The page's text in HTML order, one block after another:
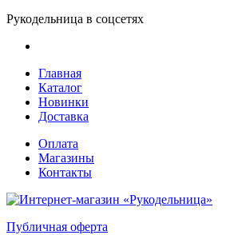
Рукодельница в соцсетях
Главная
Каталог
Новинки
Доставка
Оплата
Магазины
Контакты
Публичная оферта